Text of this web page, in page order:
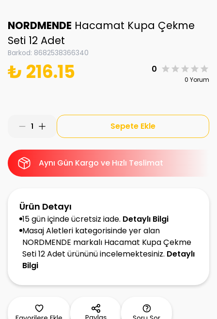
NORDMENDE Hacamat Kupa Çekme
Seti 12 Adet
Barkod: 8682538366340
₺ 216.15 0
0 Yorum
1 Sepete Ekle
Aynı Gün Kargo ve Hızlı Teslimat
Ürün Detayı
15 gün içinde ücretsiz iade. Detaylı Bilgi
Masaj Aletleri kategorisinde yer alan
NORDMENDE markalı Hacamat Kupa Çekme
Seti 12 Adet ürününü incelemektesiniz. Detaylı
Bilgi